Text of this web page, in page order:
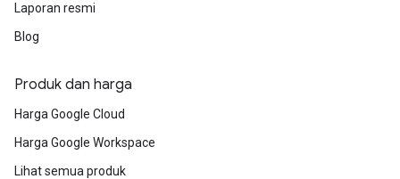
Laporan resmi
Blog
Produk dan harga
Harga Google Cloud
Harga Google Workspace
Lihat semua produk